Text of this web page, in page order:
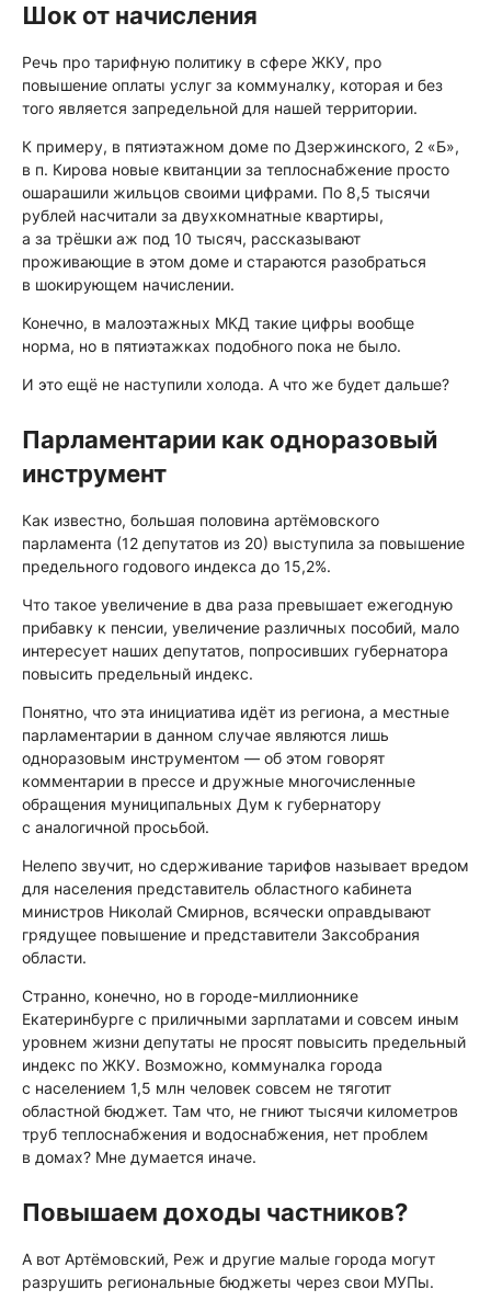
Шок от начисления
Речь про тарифную политику в сфере ЖКУ, про
повышение оплаты услуг за коммуналку, которая и без
того является запредельной для нашей территории.
К примеру, в пятиэтажном доме по Дзержинского, 2 «Б»,
в п. Кирова новые квитанции за теплоснабжение просто
ошарашили жильцов своими цифрами. По 8,5 тысячи
рублей насчитали за двухкомнатные квартиры,
а за трёшки аж под 10 тысяч, рассказывают
проживающие в этом доме и стараются разобраться
в шокирующем начислении.
Конечно, в малоэтажных МКД такие цифры вообще
норма, но в пятиэтажках подобного пока не было.
И это ещё не наступили холода. А что же будет дальше?
Парламентарии как одноразовый
инструмент
Как известно, большая половина артёмовского
парламента (12 депутатов из 20) выступила за повышение
предельного годового индекса до 15,2%.
Что такое увеличение в два раза превышает ежегодную
прибавку к пенсии, увеличение различных пособий, мало
интересует наших депутатов, попросивших губернатора
повысить предельный индекс.
Понятно, что эта инициатива идёт из региона, а местные
парламентарии в данном случае являются лишь
одноразовым инструментом — об этом говорят
комментарии в прессе и дружные многочисленные
обращения муниципальных Дум к губернатору
с аналогичной просьбой.
Нелепо звучит, но сдерживание тарифов называет вредом
для населения представитель областного кабинета
министров Николай Смирнов, всячески оправдывают
грядущее повышение и представители Заксобрания
области.
Странно, конечно, но в городе-миллионнике
Екатеринбурге с приличными зарплатами и совсем иным
уровнем жизни депутаты не просят повысить предельный
индекс по ЖКУ. Возможно, коммуналка города
с населением 1,5 млн человек совсем не тяготит
областной бюджет. Там что, не гниют тысячи километров
труб теплоснабжения и водоснабжения, нет проблем
в домах? Мне думается иначе.
Повышаем доходы частников?
А вот Артёмовский, Реж и другие малые города могут
разрушить региональные бюджеты через свои МУПы.